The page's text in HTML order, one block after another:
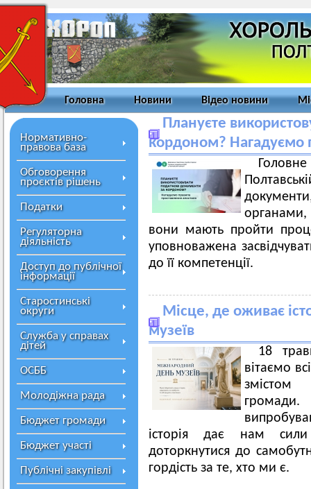
Головна Новини Відео новини
Нормативно-
правова база
Обговорення
проєктів рішень
Податки
Регуляторна
діяльність
Доступ до публічної
інформації
Старостинські
округи
Служба у справах
дітей
ОСББ
Молодіжна рада
Бюджет громади
Бюджет участі
Публічні закупівлі
Плануєте
кордоном? Нагадуємо
органами,
вони мають пройти
уповноважена
до її компетенції.
Місце, де оживає
музеїв
18
вітаємо
змістом
історія дає нам
доторкнутися до
гордість за те, хто ми є.